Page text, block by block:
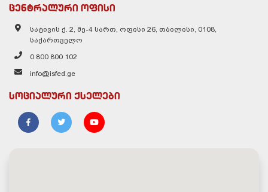
ცენტრალური ოფისი
სატივის ქ. 2, მე-4 სართ, ოფისი 26, თბილისი, 0108,
საქართველო
0 800 800 102
info@isfed.ge
სოციალური ქსელები